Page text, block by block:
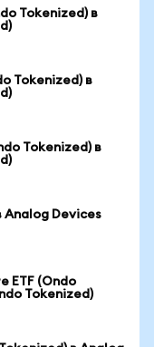
Tokenized) в
Tokenized) в
Tokenized) в
Analog Devices
ETF (Ondo
Tokenized)